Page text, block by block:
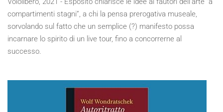
compartimenti stagni”, a chi la pensa prerogativa museale,
sorvolando sul fatto che un semplice (?) manifesto possa
incarnare lo spirito di un live tour, fino a concorrerne al
successo.